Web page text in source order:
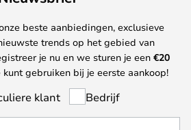
beste aanbiedingen, exclusieve
trends op het gebied van
je nu en we sturen je een €20
kunt gebruiken bij je eerste aankoop!
klant Bedrijf